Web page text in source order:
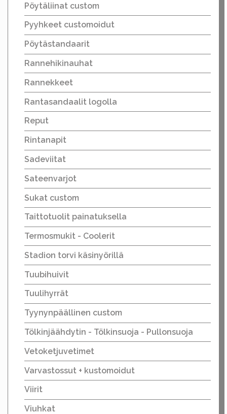
Pöytäliinat custom
Pyyhkeet customoidut
Pöytästandaarit
Rannehikinauhat
Rannekkeet
Rantasandaalit logolla
Reput
Rintanapit
Sadeviitat
Sateenvarjot
Sukat custom
Taittotuolit painatuksella
Termosmukit - Coolerit
Stadion torvi käsinyörillä
Tuubihuivit
Tuulihyrrät
Tyynynpäällinen custom
Tölkinjäähdytin - Tölkinsuoja - Pullonsuoja
Vetoketjuvetimet
Varvastossut + kustomoidut
Viirit
Viuhkat